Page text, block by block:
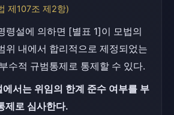
제107조 제2항)
령설에 의하면 [별표 1]이 모법의
위 내에서 합리적으로 제정되었는
수적 규범통제로 통제할 수 있다.
에서는 위임의 한계 준수 여부를 부
제로 심사한다.